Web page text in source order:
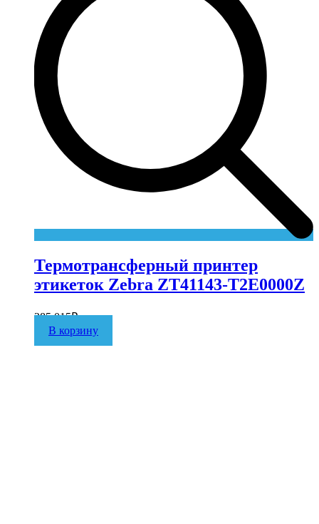
Термотрансферный принтер
этикеток Zebra ZT41143-T2E0000Z
285 015₽
В корзину